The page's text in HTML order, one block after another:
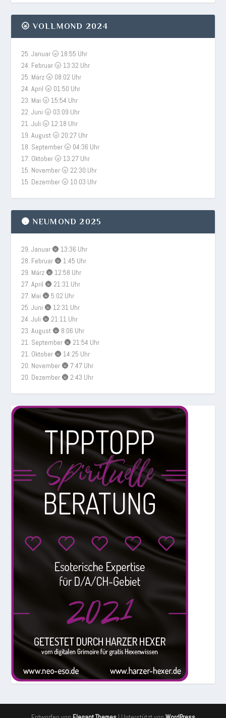
🌝 VOLLMOND 2024
25. Januar 🌝 18:55 Uhr
24. Februar 🌝 13:32 Uhr
25. März 🌝 08:02 Uhr
24. April 🌝 01:50 Uhr
23. Mai 🌝 15:54 Uhr
22. Juni 🌝 03:09 Uhr
21. Juli 🌝 12:18 Uhr
19. August 🌝 20:27 Uhr
18. September 🌝 04:36 Uhr
17. Oktober 🌝 13:27 Uhr
15. November 🌝 22:30 Uhr
15. Dezember 🌝 10:03 Uhr
🌚 NEUMOND 2025
29. Januar 🌚 13:36 Uhr
28. Februar 🌚 1:45 Uhr
29. März 🌚 12:58 Uhr
27. April 🌚 21:31 Uhr
27. Mai 🌚 5:02 Uhr
25. Juni 🌚 12:31 Uhr
24. Juli 🌚 21:11 Uhr
23. August 🌚 8:06 Uhr
21. September 🌚 21:54 Uhr
21. Oktober 🌚 14:25 Uhr
20. November 🌚 7:47 Uhr
20. Dezember 🌚 2:43 Uhr